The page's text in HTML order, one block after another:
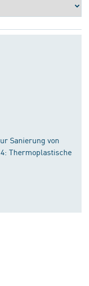
Sanierung von
Thermoplastische